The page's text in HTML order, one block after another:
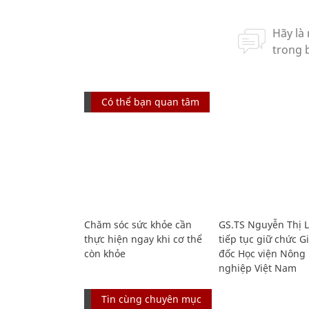
Có thể bạn quan tâm
Chăm sóc sức khỏe cần
thực hiện ngay khi cơ thể
còn khỏe
GS.TS Nguyễn Thị
tiếp tục giữ chức
đốc Học viện Nông
nghiệp Việt Nam
Tin cùng chuyên mục